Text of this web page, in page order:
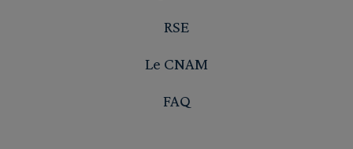
RSE
Le CNAM
FAQ